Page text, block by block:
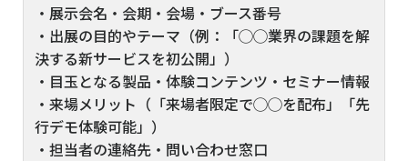
・展示会名・会期・会場・ブース番号
・出展の目的やテーマ（例：「◯◯業界の課題を解
決する新サービスを初公開」）
・目玉となる製品・体験コンテンツ・セミナー情報
・来場メリット（「来場者限定で◯◯を配布」「先
行デモ体験可能」）
・担当者の連絡先・問い合わせ窓口